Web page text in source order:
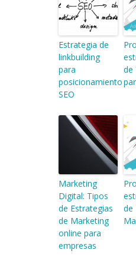
Estrategia de
linkbuilding
para
posicionamiento
SEO
de
Marketing
Digital: Tipos
de Estrategias
de Marketing
online para
empresas
de